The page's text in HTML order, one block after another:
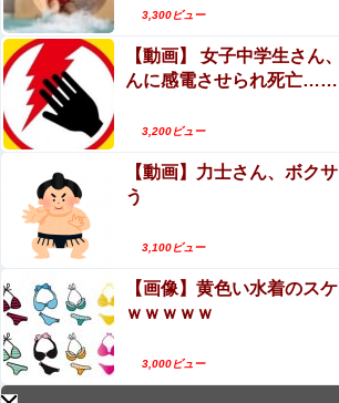
3,300ビュー
【動画】 女子中学生さん
んに感電させられ死亡……
3,200ビュー
【動画】力士さん、ボク
う
3,100ビュー
【画像】黄色い水着のス
ｗｗｗｗｗ
3,000ビュー